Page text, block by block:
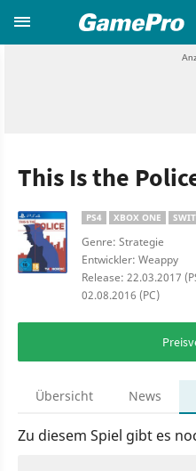
This Is the
PS4 XBOX ONE
Genre: Strategie
Entwickler: Weappy
Release: 22.03.2017
02.08.2016 (PC)
Übersicht News
Zu diesem Spiel gibt es